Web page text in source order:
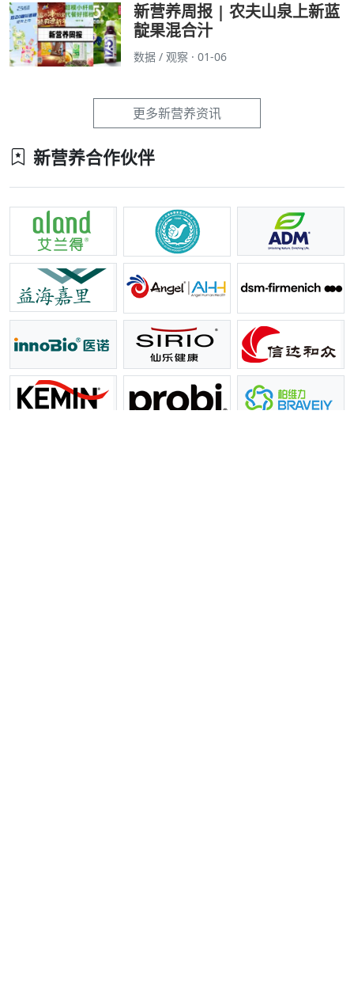
新营养周报 | 农夫山泉上新蓝
靛果混合汁
数据 / 观察 · 01-06
更多新营养资讯
新营养合作伙伴